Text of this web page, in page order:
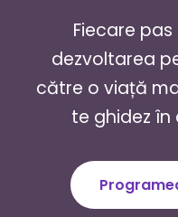
Fiecare
dezvoltarea
către o viață
te ghidez